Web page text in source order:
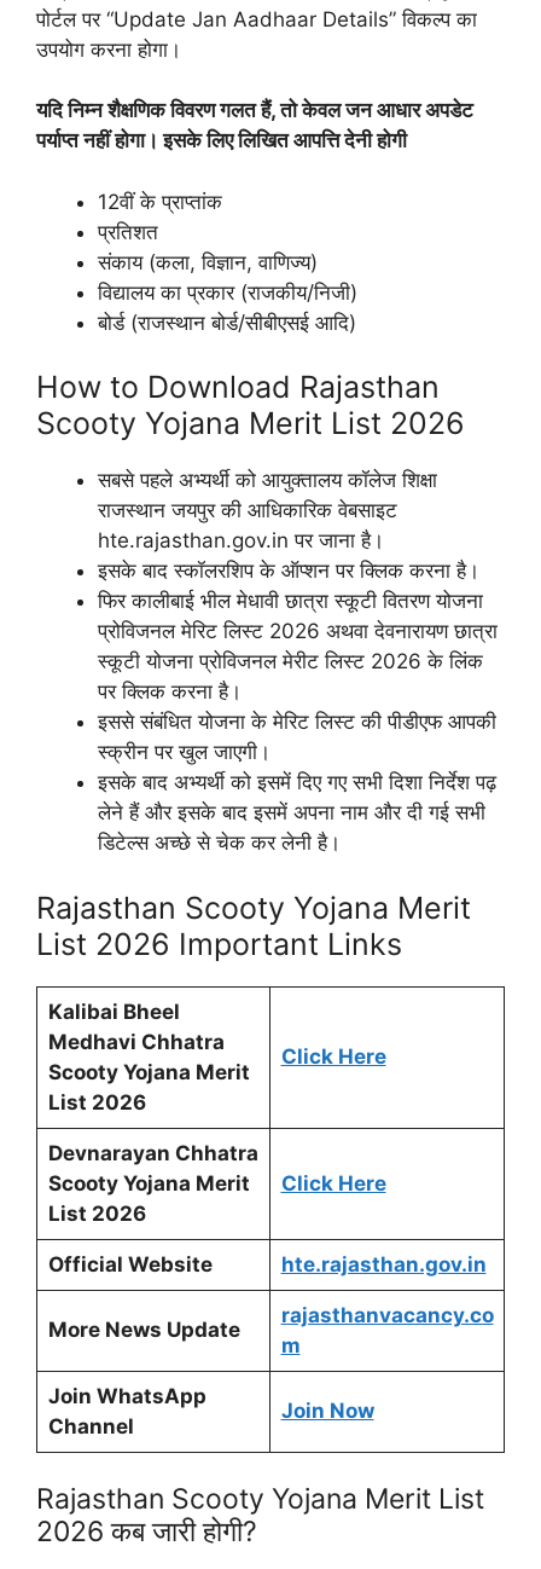
पोर्टल पर “Update Jan Aadhaar Details” विकल्प का
उपयोग करना होगा।
यदि निम्न शैक्षणिक विवरण गलत हैं, तो केवल जन आधार अपडेट
पर्याप्त नहीं होगा। इसके लिए लिखित आपत्ति देनी होगी
12वीं के प्राप्तांक
प्रतिशत
संकाय (कला, विज्ञान, वाणिज्य)
विद्यालय का प्रकार (राजकीय/निजी)
बोर्ड (राजस्थान बोर्ड/सीबीएसई आदि)
How to Download Rajasthan
Scooty Yojana Merit List 2026
सबसे पहले अभ्यर्थी को आयुक्तालय कॉलेज शिक्षा
राजस्थान जयपुर की आधिकारिक वेबसाइट
hte.rajasthan.gov.in पर जाना है।
इसके बाद स्कॉलरशिप के ऑप्शन पर क्लिक करना है।
फिर कालीबाई भील मेधावी छात्रा स्कूटी वितरण योजना
प्रोविजनल मेरिट लिस्ट 2026 अथवा देवनारायण छात्रा
स्कूटी योजना प्रोविजनल मेरीट लिस्ट 2026 के लिंक
पर क्लिक करना है।
इससे संबंधित योजना के मेरिट लिस्ट की पीडीएफ आपकी
स्क्रीन पर खुल जाएगी।
इसके बाद अभ्यर्थी को इसमें दिए गए सभी दिशा निर्देश पढ़
लेने हैं और इसके बाद इसमें अपना नाम और दी गई सभी
डिटेल्स अच्छे से चेक कर लेनी है।
Rajasthan Scooty Yojana Merit
List 2026 Important Links
Kalibai Bheel
Medhavi Chhatra
Scooty Yojana Merit
List 2026
Click Here
Devnarayan Chhatra
Scooty Yojana Merit
List 2026
Click Here
Official Website hte.rajasthan.gov.in
More News Update
rajasthanvacancy.co
m
Join WhatsApp
Channel
Join Now
Rajasthan Scooty Yojana Merit List
2026 कब जारी होगी?